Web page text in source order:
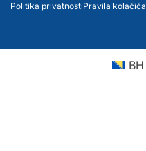
Politika privatnostiPravila kolačića
BH